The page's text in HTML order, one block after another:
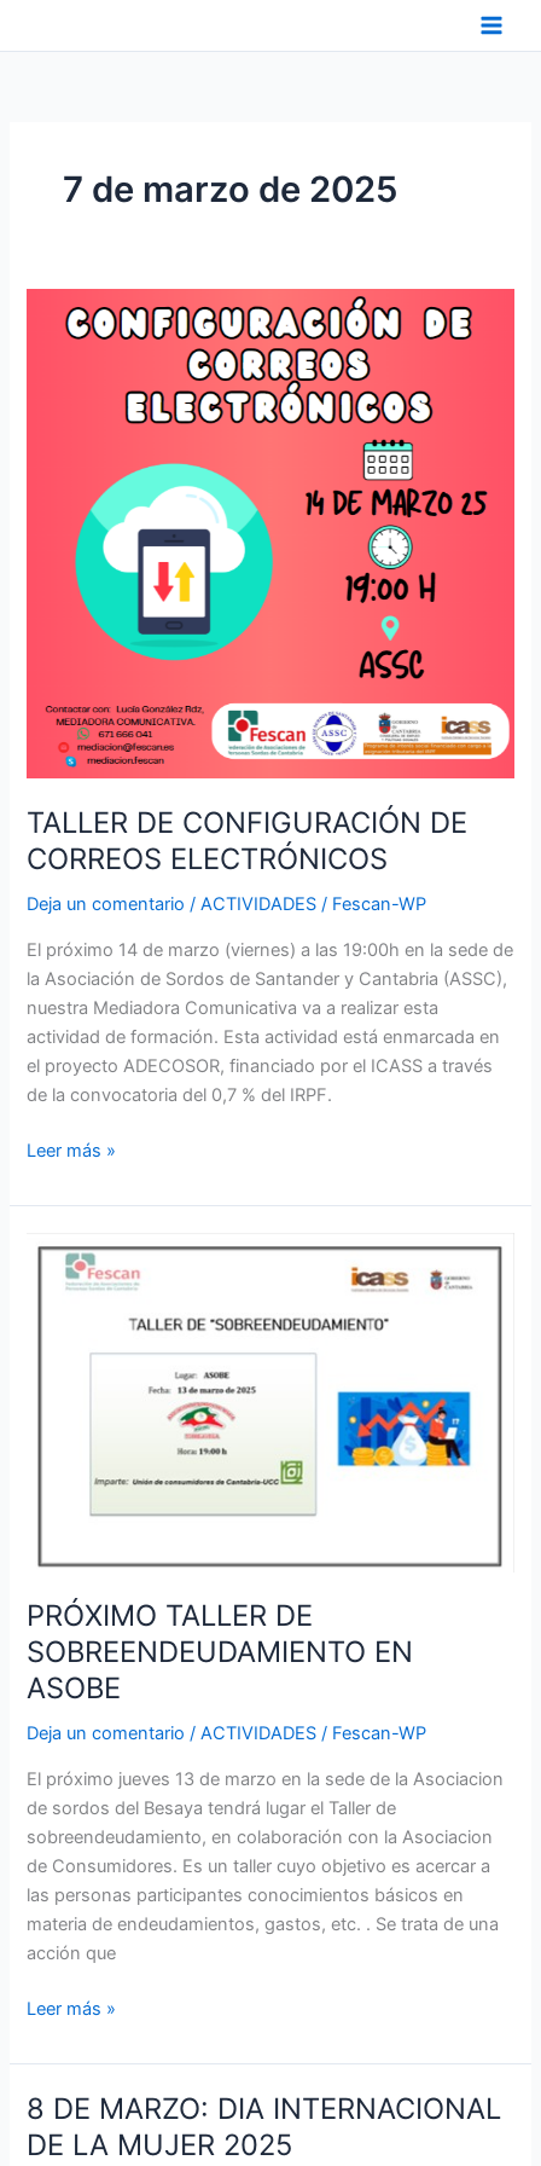
7 de marzo de 2025
TALLER DE CONFIGURACIÓN DE
CORREOS ELECTRÓNICOS
Deja un comentario /ACTIVIDADES / Fescan-WP
El próximo 14 de marzo (viernes) a las 19:00h en la sede de
la Asociación de Sordos de Santander y Cantabria (ASSC),
nuestra Mediadora Comunicativa va a realizar esta
actividad de formación. Esta actividad está enmarcada en
el proyecto ADECOSOR, financiado por el ICASS a través
de la convocatoria del 0,7 % del IRPF.
TALLER
Leer más »
PRÓXIMO TALLER DE
SOBREENDEUDAMIENTO EN
ASOBE
Deja un comentario /ACTIVIDADES / Fescan-WP
El próximo jueves 13 de marzo en la sede de la Asociacion
de sordos del Besaya tendrá lugar el Taller de
sobreendeudamiento, en colaboración con la Asociacion
de Consumidores. Es un taller cuyo objetivo es acercar a
las personas participantes conocimientos básicos en
materia de endeudamientos, gastos, etc. . Se trata de una
acción que
PRÓXIMO
TALLER
SOBREENDEUDAMIENTO
Leer más »
8 DE MARZO: DIA INTERNACIONAL
DE LA MUJER 2025
8
DE